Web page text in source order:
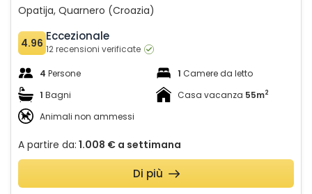
Opatija, Quarnero (Croazia)
4.96 Eccezionale
12 recensioni verificate
4 Persone 1 Camere da letto
1 Bagni Casa vacanza 55m2
Animali non ammessi
A partire da: 1.008 € a settimana
Di più